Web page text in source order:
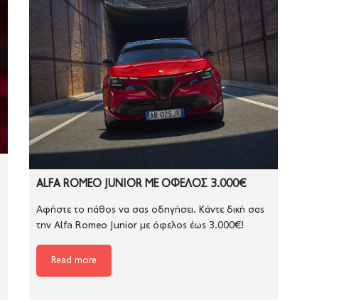
ALFA ROMEO JUNIOR ΜΕ ΟΦΕΛΟΣ 3.000€
Αφήστε το πάθος να σας οδηγήσει. Κάντε δική σας
την Alfa Romeo Junior με όφελος έως 3.000€!
Read more